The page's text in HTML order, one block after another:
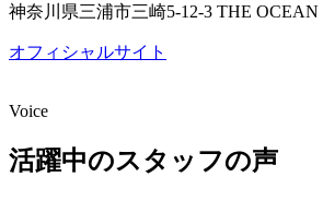
神奈川県三浦市三崎5-12-3 THE
オフィシャルサイト
Voice
活躍中のスタッフの声